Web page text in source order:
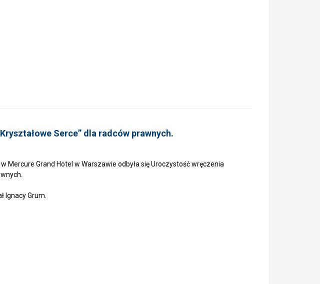
Serce” dla radców prawnych.
Mercure Grand Hotel w Warszawie odbyła się Uroczystość wręczenia
Ignacy Grum.